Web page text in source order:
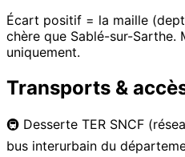
Écart positif = la maille
chère que Sablé-sur-Sarthe.
uniquement.
Transports &
🚇 Desserte TER SNCF
bus interurbain du